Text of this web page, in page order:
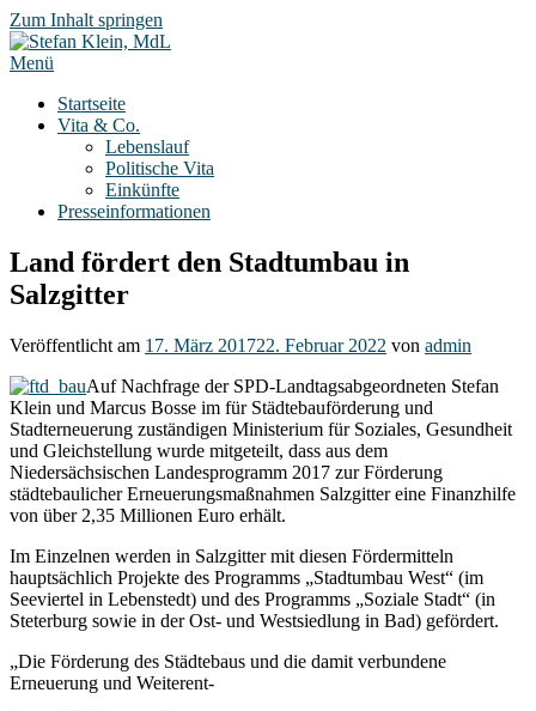
Zum Inhalt springen
Menü
Startseite
Vita & Co.
Lebenslauf
Politische Vita
Einkünfte
Presseinformationen
Land fördert den Stadtumbau in
Salzgitter
Veröffentlicht am 17. März 201722. Februar 2022 von admin
Auf Nachfrage der SPD-Landtagsabgeordneten Stefan
Klein und Marcus Bosse im für Städtebauförderung und
Stadterneuerung zuständigen Ministerium für Soziales, Gesundheit
und Gleichstellung wurde mitgeteilt, dass aus dem
Niedersächsischen Landesprogramm 2017 zur Förderung
städtebaulicher Erneuerungsmaßnahmen Salzgitter eine Finanzhilfe
von über 2,35 Millionen Euro erhält.
Im Einzelnen werden in Salzgitter mit diesen Fördermitteln
hauptsächlich Projekte des Programms „Stadtumbau West“ (im
Seeviertel in Lebenstedt) und des Programms „Soziale Stadt“ (in
Steterburg sowie in der Ost- und Westsiedlung in Bad) gefördert.
„Die Förderung des Städtebaus und die damit verbundene
Erneuerung und Weiterent-